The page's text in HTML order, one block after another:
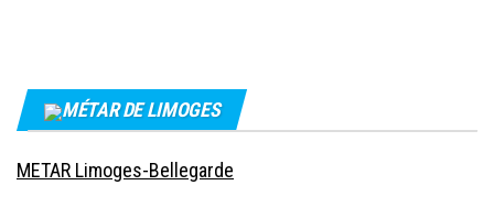
MÉTAR DE LIMOGES
METAR Limoges-Bellegarde